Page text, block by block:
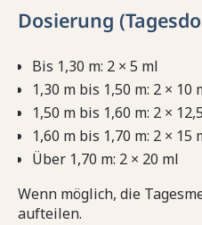
Dosierung
Bis 1,30 m: 2 × 5 ml
1,30 m bis 1,50 m: 2 × 10
1,50 m bis 1,60 m: 2 ×
1,60 m bis 1,70 m: 2 × 15
Über 1,70 m: 2 × 20 ml
Wenn möglich, die
aufteilen.